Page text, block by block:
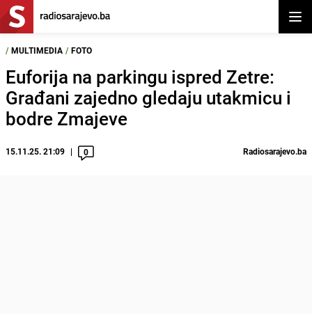
/ MULTIMEDIA / FOTO
Euforija na parkingu ispred Zetre:
Građani zajedno gledaju utakmicu i
bodre Zmajeve
15.11.25. 21:09 0 Radiosarajevo.ba